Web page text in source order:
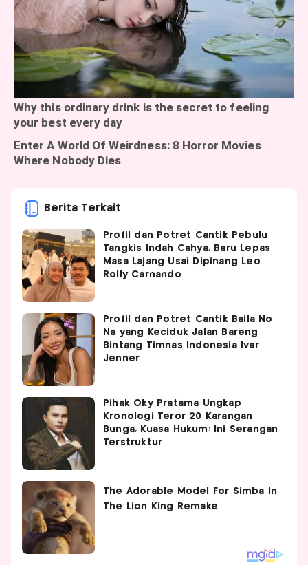
Berita Terkait
Profil dan Potret Cantik Pebulu
Tangkis Indah Cahya, Baru Lepas
Masa Lajang Usai Dipinang Leo
Rolly Carnando
Profil dan Potret Cantik Baila No
Na yang Keciduk Jalan Bareng
Bintang Timnas Indonesia Ivar
Jenner
Pihak Oky Pratama Ungkap
Kronologi Teror 20 Karangan
Bunga, Kuasa Hukum: Ini Serangan
Terstruktur